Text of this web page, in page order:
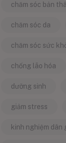
chăm sóc bản
chăm sóc da
chăm sóc sức
chống lão hóa
dưỡng sinh
giảm stress
kinh nghiệm dân